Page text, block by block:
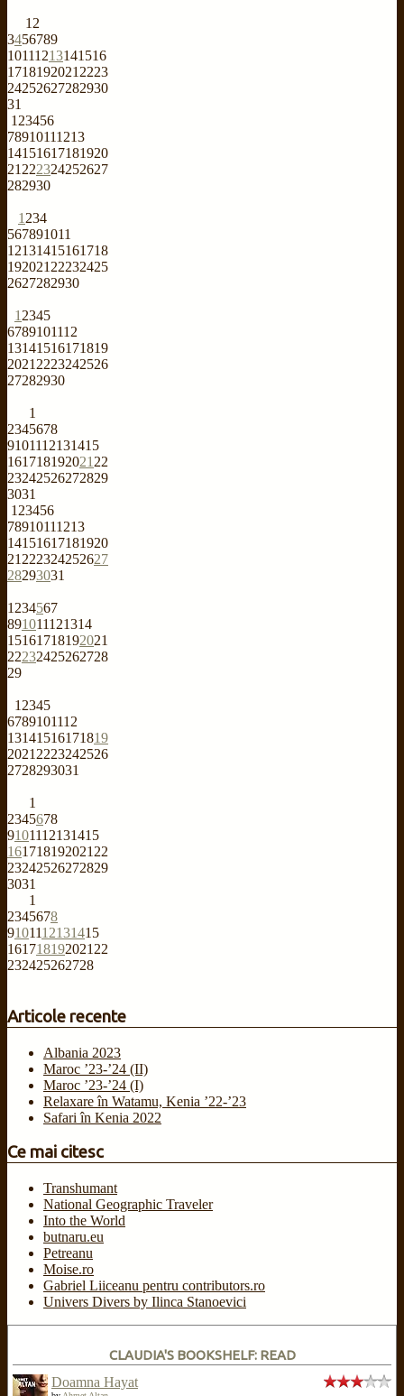
1 2
3456789
10111213141516
1718192021 2223
24252627282930
31
1 23456
78910111213
14151617181920
21 222324252627
282930
1 234
567891011
12131415161718
192021 22232425
2627282930
1 2345
6789101112
13141516171819
2021 2223242526
27282930
1
2345678
9101112131415
161718192021 22
23242526272829
3031
1 23456
78910111213
14151617181920
21 222324252627
28293031
1 234567
891011121314
15161718192021
22232425262728
29
1 2345
6789101112
13141516171819
2021 2223242526
2728293031
1
2345678
9101112131415
161718192021 22
23242526272829
3031
1
2345678
9101112131415
161718192021 22
232425262728
Articole recente
Albania 2023
Maroc ’23-’24 (II)
Maroc ’23-’24 (I)
Relaxare în Watamu, Kenia ’22-’23
Safari în Kenia 2022
Ce mai citesc
Transhumant
National Geographic Traveler
Into the World
butnaru.eu
Petreanu
Moise.ro
Gabriel Liiceanu pentru contributors.ro
Univers Divers by Ilinca Stanoevici
CLAUDIA'S BOOKSHELF: READ
Doamna Hayat